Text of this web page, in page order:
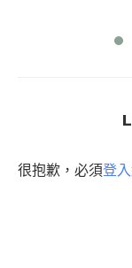
很抱歉，必須登入